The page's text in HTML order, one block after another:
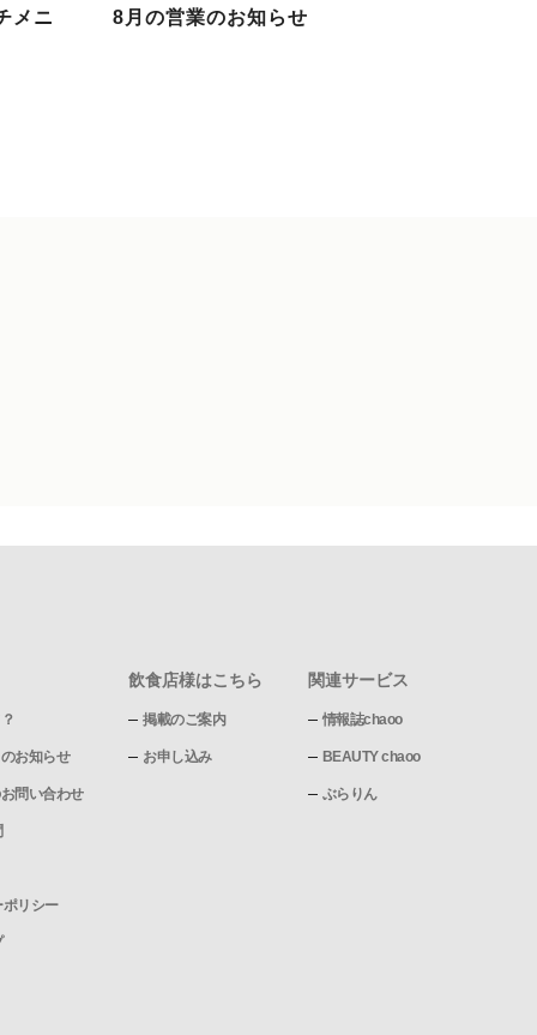
メニ 8月の営業のお知らせ
お知らせ
問い合わせ
リシー
飲食店様はこちら
掲載のご案内
お申し込み
関連サービス
情報誌chaoo
BEAUTY chaoo
ぶらりん